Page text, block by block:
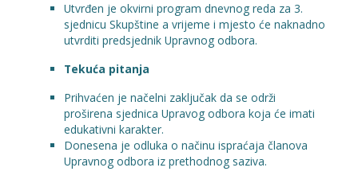
Utvrđen je okvirni program dnevnog reda za 3.
sjednicu Skupštine a vrijeme i mjesto će naknadno
utvrditi predsjednik Upravnog odbora.
Tekuća pitanja
Prihvaćen je načelni zaključak da se održi
proširena sjednica Upravog odbora koja će imati
edukativni karakter.
Donesena je odluka o načinu ispraćaja članova
Upravnog odbora iz prethodnog saziva.